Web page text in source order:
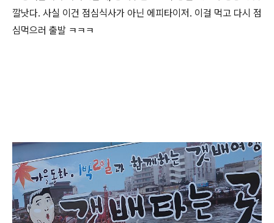
깔낫다. 사실 이건 점심식사가 아닌 에피타이저. 이걸 먹고 다시 점
심먹으러 출발 ㅋㅋㅋ